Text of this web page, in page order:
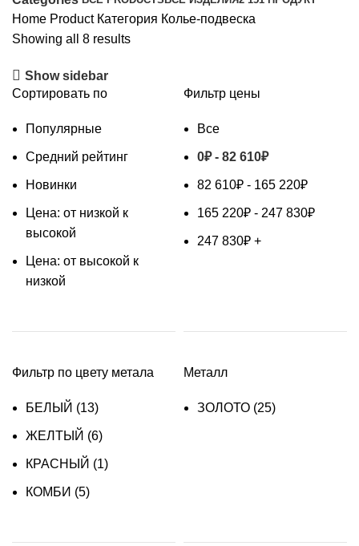
Home Product Категория Колье-подвеска
Showing all 8 results
Show sidebar
Сортировать по
Популярные
Средний рейтинг
Новинки
Цена: от низкой к
высокой
Цена: от высокой к
низкой
Фильтр цены
Все
0₽- 82 610₽
82 610₽ - 165 220₽
165 220₽ - 247 830₽
247 830₽ +
Фильтр по цвету метала
БЕЛЫЙ (13)
ЖЕЛТЫЙ (6)
КРАСНЫЙ (1)
КОМБИ (5)
Металл
ЗОЛОТО (25)